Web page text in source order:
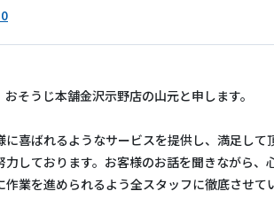
そうじ本舗金沢示野店の山元と申します。
に喜ばれるようなサービスを提供し、満足して
力しております。お客様のお話を聞きながら、
作業を進められるよう全スタッフに徹底させて